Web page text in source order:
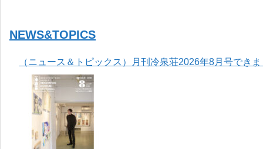
NEWS&TOPICS
（ニュース＆トピックス）月刊冷泉荘2026年8月号でき